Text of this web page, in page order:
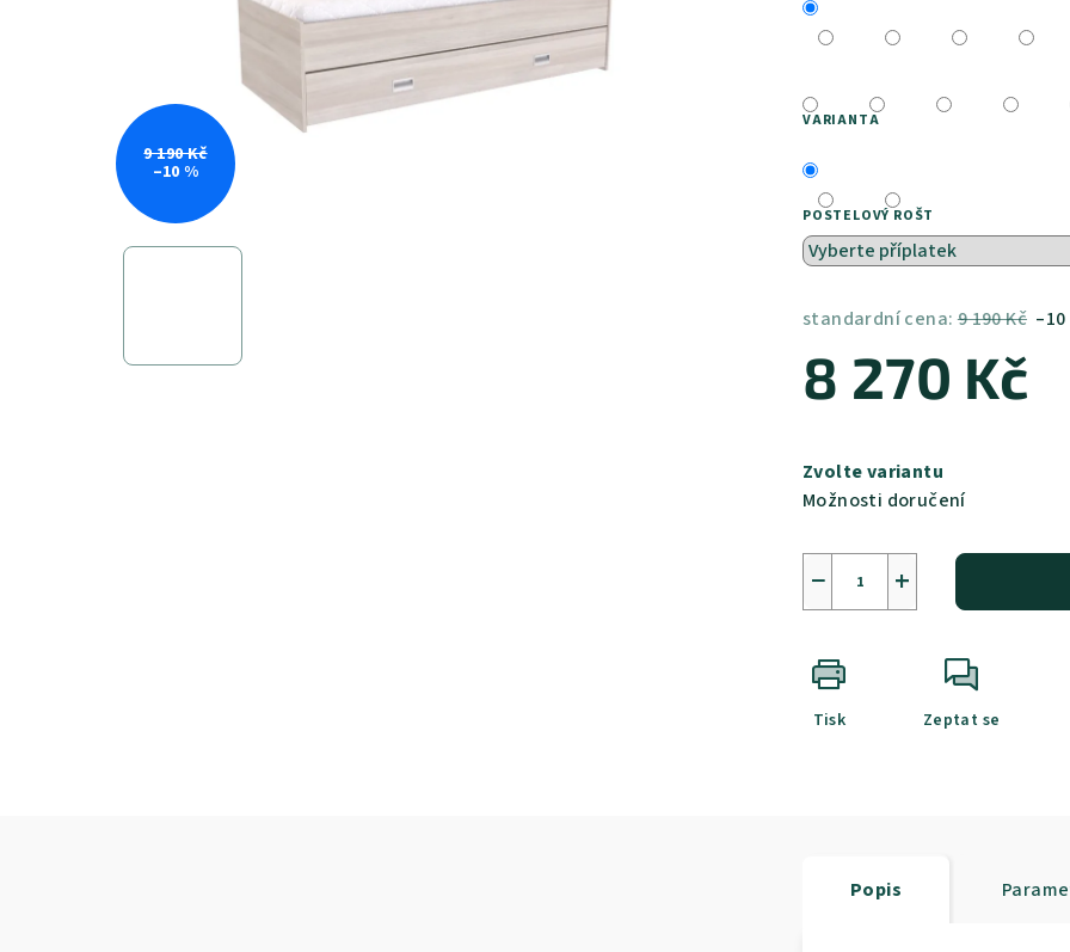
VARIANTA
POSTELOVÝ ROŠT
standardní cena: 9 190 Kč
8 270 Kč
cena:
Zvolte variantu
Možnosti doručení
+
−
Tisk Zeptat se
9 190 Kč
–10 %
Popis